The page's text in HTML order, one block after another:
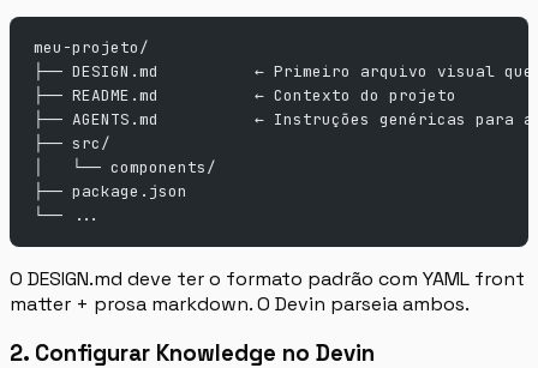
meu-projeto/
├── DESIGN.md          ← Primeiro arquivo visual
├── README.md          ← Contexto do projeto
├── AGENTS.md          ← Instruções genéricas para
├── src/
│   └── components/
├── package.json
└── ...
O DESIGN.md deve ter o formato padrão com YAML front
matter + prosa markdown. O Devin parseia ambos.
2. Configurar Knowledge no Devin